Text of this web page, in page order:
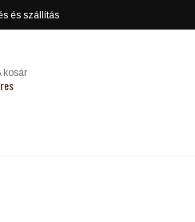
és szállítás
kosár